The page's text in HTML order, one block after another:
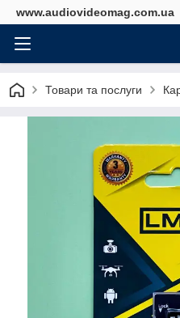
www.audiovideomag.com.ua
Товари та послуги